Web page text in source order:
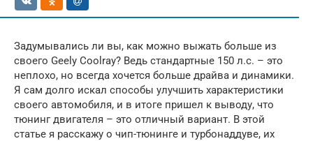
Задумывались ли вы, как можно выжать больше из
своего Geely Coolray? Ведь стандартные 150 л.с. – это
неплохо, но всегда хочется больше драйва и динамики.
Я сам долго искал способы улучшить характеристики
своего автомобиля, и в итоге пришел к выводу, что
тюнинг двигателя – это отличный вариант. В этой
статье я расскажу о чип-тюнинге и турбонаддуве, их